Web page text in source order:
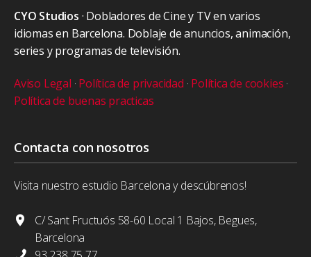
CYO Studios · Dobladores de Cine y TV en varios
idiomas en Barcelona. Doblaje de anuncios, animación,
series y programas de televisión.
Aviso Legal · Política de privacidad · Política de cookies ·
Política de buenas practicas
Contacta con nosotros
Visita nuestro estudio Barcelona y descúbrenos!
C/ Sant Fructuós 58-60 Local 1 Bajos, Begues,
Barcelona